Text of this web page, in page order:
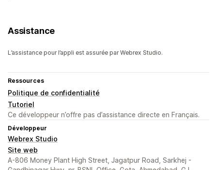
Assistance
L’assistance pour l’appli est assurée par Webrex Studio.
Ressources
Politique de confidentialité
Tutoriel
Ce développeur n’offre pas d’assistance directe en Français.
Développeur
Webrex Studio
Site web
A-806 Money Plant High Street, Jagatpur Road, Sarkhej -